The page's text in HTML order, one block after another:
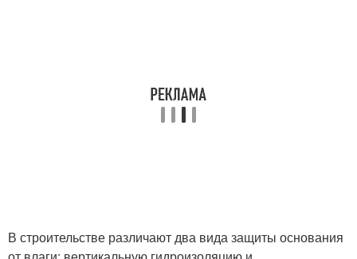
В строительстве различают два вида защиты основания